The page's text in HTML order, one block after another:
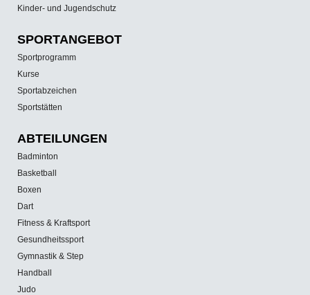
Kinder- und Jugendschutz
SPORT­ANGEBOT
Sportprogramm
Kurse
Sportabzeichen
Sportstätten
ABTEILUNGEN
Badminton
Basketball
Boxen
Dart
Fitness & Kraftsport
Gesundheitssport
Gymnastik & Step
Handball
Judo